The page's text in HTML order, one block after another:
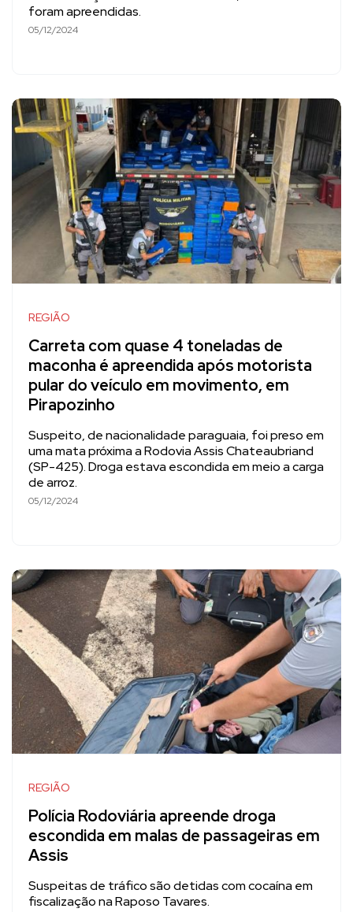
foram apreendidas.
05/12/2024
REGIÃO
Carreta com quase 4 toneladas de
maconha é apreendida após motorista
pular do veículo em movimento, em
Pirapozinho
Suspeito, de nacionalidade paraguaia, foi preso em
uma mata próxima a Rodovia Assis Chateaubriand
(SP-425). Droga estava escondida em meio a carga
de arroz.
05/12/2024
REGIÃO
Polícia Rodoviária apreende droga
escondida em malas de passageiras em
Assis
Suspeitas de tráfico são detidas com cocaína em
fiscalização na Raposo Tavares.